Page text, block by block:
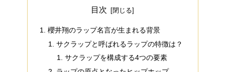
目次
櫻井翔のラップ名言が生まれる背景
サクラップと呼ばれるラップの特徴は？
サクラップを構成する4つの要素